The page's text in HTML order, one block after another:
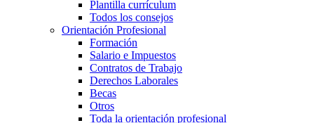
Plantilla currículum
Todos los consejos
Orientación Profesional
Formación
Salario e Impuestos
Contratos de Trabajo
Derechos Laborales
Becas
Otros
Toda la orientación profesional